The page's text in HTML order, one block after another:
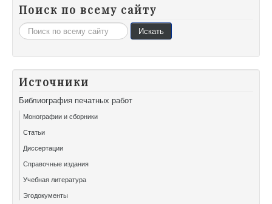
Поиск по всему сайту
Искать... Искать
Источники
Библиография печатных работ
Монографии и сборники
Статьи
Диссертации
Справочные издания
Учебная литература
Эгодокументы